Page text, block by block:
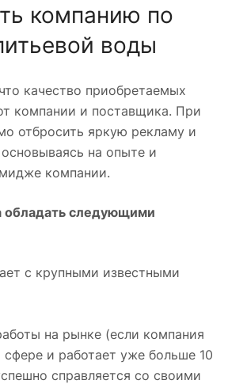
компанию по
воды
качество приобретаемых
компании и поставщика. При
отбросить яркую рекламу и
на опыте и
компании.
обладать следующими
с крупными известными
на рынке (если компания
сфере и работает уже больше 10
справляется со своими